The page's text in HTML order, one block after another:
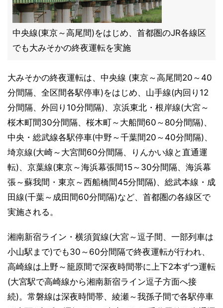
中央線(東京～高尾間)をはじめ、首都圏のJR各線区
でも大みそかの終夜運転を実施
大みそかの終夜運転は、中央線 (東京～高尾間20～40
分間隔、全区間各駅停車)をはじめ、山手線(内回り12
分間隔、外回り10分間隔)、京浜東北・根岸線(大宮～
桜木町間30分間隔、桜木町～大船間60～80分間隔)、
中央・総武線各駅停車(中野～千葉間20～40分間隔)、
埼京線(大崎～大宮間60分間隔、りんかい線と直通運
転)、京葉線(東京～海浜幕張間15～30分間隔、海浜幕
張～蘇我間・東京～西船橋間45分間隔)、総武本線・成
田線(千葉～成田間60分間隔)など、首都圏の各線区で
実施される。
湘南新宿ライン・横須賀線(大宮～逗子間、一部列車は
小山駅まで)でも30～60分間隔で終夜運転が行われ、
高崎線は上野～籠原間で深夜時間帯に上下2本ずつ運転
(大宮駅で高崎線から湘南新宿ライン逗子方面へ接
続)。常磐線は深夜時間帯、綾瀬～我孫子間で各駅停車